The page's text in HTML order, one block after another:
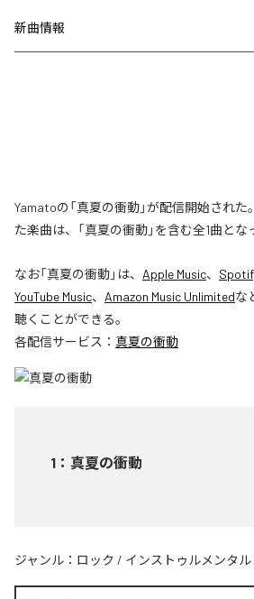
新曲情報
Yamatoの「真夏の衝動」が配信開始され
た楽曲は、「真夏の衝動」を含む全1曲とな
なお「真夏の衝動」は、 Apple Music、
YouTube Music、 Amazon Music Unlimitedな
聴くことができる。
各配信サービス： 真夏の衝動
1 ： 真夏の衝動
ジャンル： ロック / インストゥルメンタル